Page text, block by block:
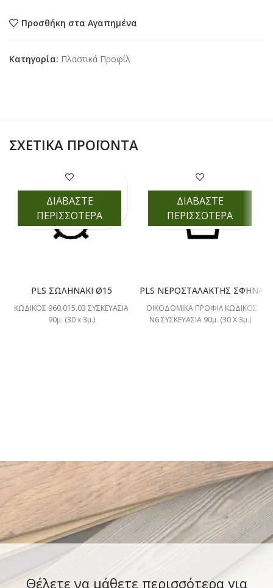
Προσθήκη στα Αγαπημένα
Κατηγορία: Πλαστικά Προφίλ
ΣΧΕΤΙΚΆ ΠΡΟΪΌΝΤΑ
PLS ΣΩΛΗΝΑΚΙ Ø15
ΚΩΔΙΚΟΣ 960.015.03 ΣΥΣΚΕΥΑΣΙΑ
90μ. (30 x 3μ.)
ΔΙΑΒΑΣΤΕ
ΠΕΡΙΣΣΟΤΕΡΑ
PLS ΝΕΡΟΣΤΑΛΑΚΤΗΣ ΣΦΗΝΑ
ΟΙΚΟΔΟΜΙΚΑ ΠΡΟΦΙΛ ΚΩΔΙΚΟΣ
Ν6 ΣΥΣΚΕΥΑΣΙΑ 90μ. (30 Χ 3μ.)
ΔΙΑΒΑΣΤΕ
ΠΕΡΙΣΣΟΤΕΡΑ
Θέλετε να μάθετε περισσότερα για